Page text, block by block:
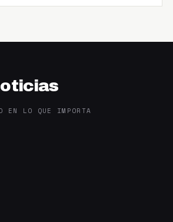
EN LO QUE IMPORTA